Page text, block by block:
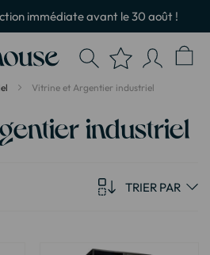
immédiate avant le 30 août !
Vitrine et Argentier industriel
industriel
TRIER PAR